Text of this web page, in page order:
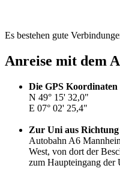
Es bestehen gute
Anreise mit dem
Die GPS
N 49° 15' 32,0"
E 07° 02' 25,4"
Zur Uni aus Richtung
Autobahn A6
West, von dort der
zum Haupteingang